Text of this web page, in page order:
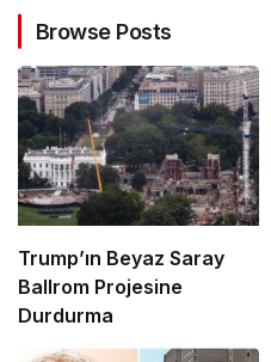
Browse Posts
Trump’ın Beyaz Saray
Ballrom Projesine
Durdurma